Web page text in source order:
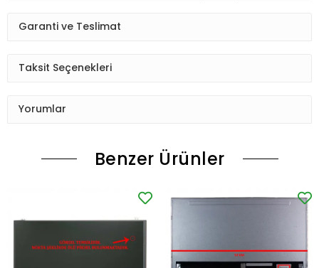
Garanti ve Teslimat
Taksit Seçenekleri
Yorumlar
Benzer Ürünler